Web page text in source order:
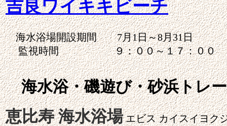
吉良ワイキキビーチ
海水浴場開設期間 7月1日～8月31日
監視時間 ９：００～１７：００
海水浴・磯遊び・砂浜トレ
恵比寿 海水浴場エビス カイスイヨク